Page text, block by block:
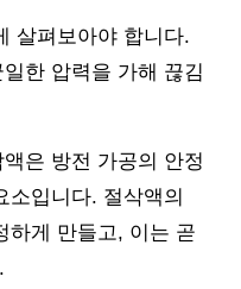
살펴보아야 합니다.
한 압력을 가해 끊김
은 방전 가공의 안정
소입니다. 절삭액의
하게 만들고, 이는 곧